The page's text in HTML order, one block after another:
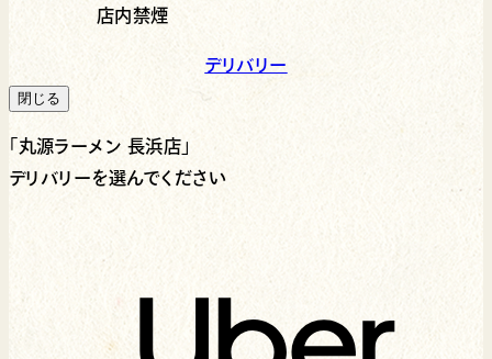
店内禁煙
デリバリー
閉じる
「 丸源ラーメン 長浜店 」
デリバリーを選んでください